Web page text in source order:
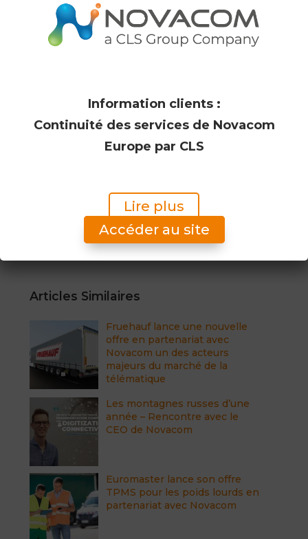
Christophe Vassal
Président de CLS
Articles Similaires
Fruehauf lance une nouvelle
offre en partenariat avec
Novacom un des acteurs
majeurs du marché de la
télématique
Les montagnes russes d’une
année – Rencontre avec le
CEO de Novacom
Euromaster lance son offre
TPMS pour les poids lourds en
partenariat avec Novacom
Information clients :
Continuité des services de Novacom
Europe par CLS
Lire plus
Accéder au site